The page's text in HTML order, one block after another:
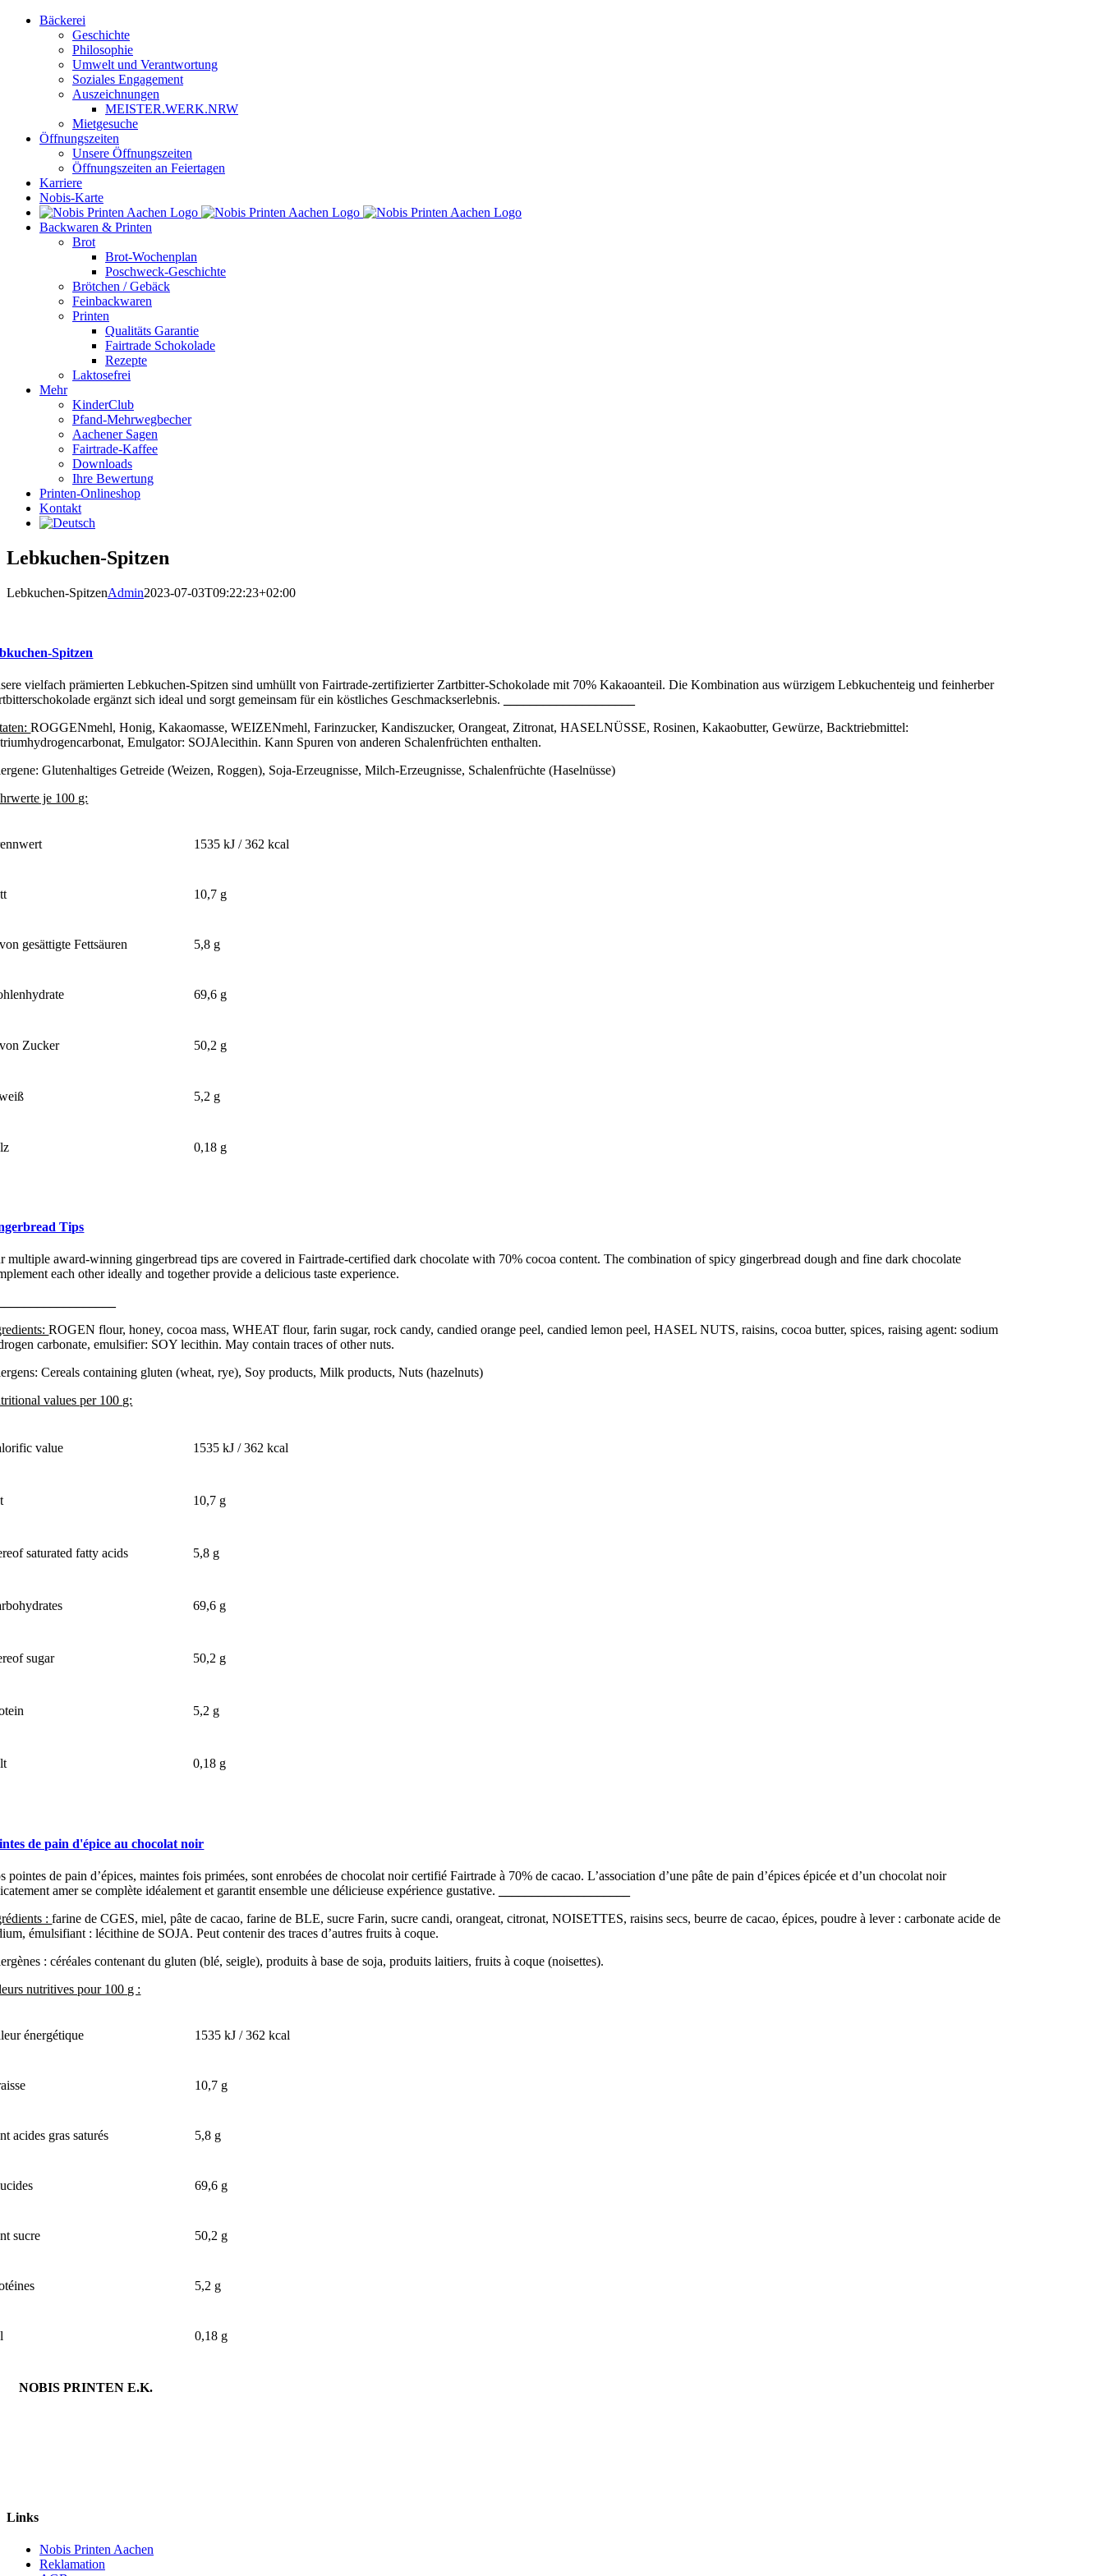
Zum
Bäckerei
Geschichte
Philosophie
Umwelt und Verantwortung
Soziales Engagement
Auszeichnungen
MEISTER.WERK.NRW
Mietgesuche
Öffnungszeiten
Unsere Öffnungszeiten
Öffnungszeiten an Feiertagen
Karriere
Nobis-Karte
Backwaren & Printen
Brot
Brot-Wochenplan
Poschweck-Geschichte
Brötchen / Gebäck
Feinbackwaren
Printen
Qualitäts Garantie
Fairtrade Schokolade
Rezepte
Laktosefrei
Mehr
KinderClub
Pfand-Mehrwegbecher
Aachener Sagen
Fairtrade-Kaffee
Downloads
Ihre Bewertung
Printen-Onlineshop
Kontakt
Lebkuchen-Spitzen
Lebkuchen-SpitzenAdmin2023-07-03T09:22:23+02:00
Spitzen
vielfach prämierten Lebkuchen-Spitzen sind umhüllt von Fairtrade-zertifizierter Zartbitter-Schokolade mit 70% Kakaoanteil. Die Kombination aus würzigem Lebkuchenteig und feinherber
ergänzt sich ideal und sorgt gemeinsam für ein köstliches Geschmackserlebnis.
ROGGENmehl, Honig, Kakaomasse, WEIZENmehl, Farinzucker, Kandiszucker, Orangeat, Zitronat, HASELNÜSSE, Rosinen, Kakaobutter, Gewürze, Backtriebmittel:
Emulgator: SOJAlecithin. Kann Spuren von anderen Schalenfrüchten enthalten.
Glutenhaltiges Getreide (Weizen, Roggen), Soja-Erzeugnisse, Milch-Erzeugnisse, Schalenfrüchte (Haselnüsse)
je 100 g:
1535 kJ / 362 kcal
10,7 g
gesättigte Fettsäuren 5,8 g
69,6 g
Zucker 50,2 g
5,2 g
0,18 g
Tips
multiple award-winning gingerbread tips are covered in Fairtrade-certified dark chocolate with 70% cocoa content. The combination of spicy gingerbread dough and fine dark chocolate
each other ideally and together provide a delicious taste experience.
ROGEN flour, honey, cocoa mass, WHEAT flour, farin sugar, rock candy, candied orange peel, candied lemon peel, HASEL NUTS, raisins, cocoa butter, spices, raising agent: sodium
carbonate, emulsifier: SOY lecithin. May contain traces of other nuts.
Cereals containing gluten (wheat, rye), Soy products, Milk products, Nuts (hazelnuts)
values per 100 g:
value 1535 kJ / 362 kcal
10,7 g
saturated fatty acids 5,8 g
69,6 g
sugar 50,2 g
5,2 g
0,18 g
de pain d'épice au chocolat noir
pointes de pain d’épices, maintes fois primées, sont enrobées de chocolat noir certifié Fairtrade à 70% de cacao. L’association d’une pâte de pain d’épices épicée et d’un chocolat noir
amer se complète idéalement et garantit ensemble une délicieuse expérience gustative.
:farine de CGES, miel, pâte de cacao, farine de BLE, sucre Farin, sucre candi, orangeat, citronat, NOISETTES, raisins secs, beurre de cacao, épices, poudre à lever : carbonate acide de
émulsifiant : lécithine de SOJA. Peut contenir des traces d’autres fruits à coque.
: céréales contenant du gluten (blé, seigle), produits à base de soja, produits laitiers, fruits à coque (noisettes).
nutritives pour 100 g :
énergétique 1535 kJ / 362 kcal
10,7 g
acides gras saturés 5,8 g
69,6 g
sucre 50,2 g
5,2 g
0,18 g
NOBIS PRINTEN E.K.
Links
Nobis Printen Aachen
Reklamation